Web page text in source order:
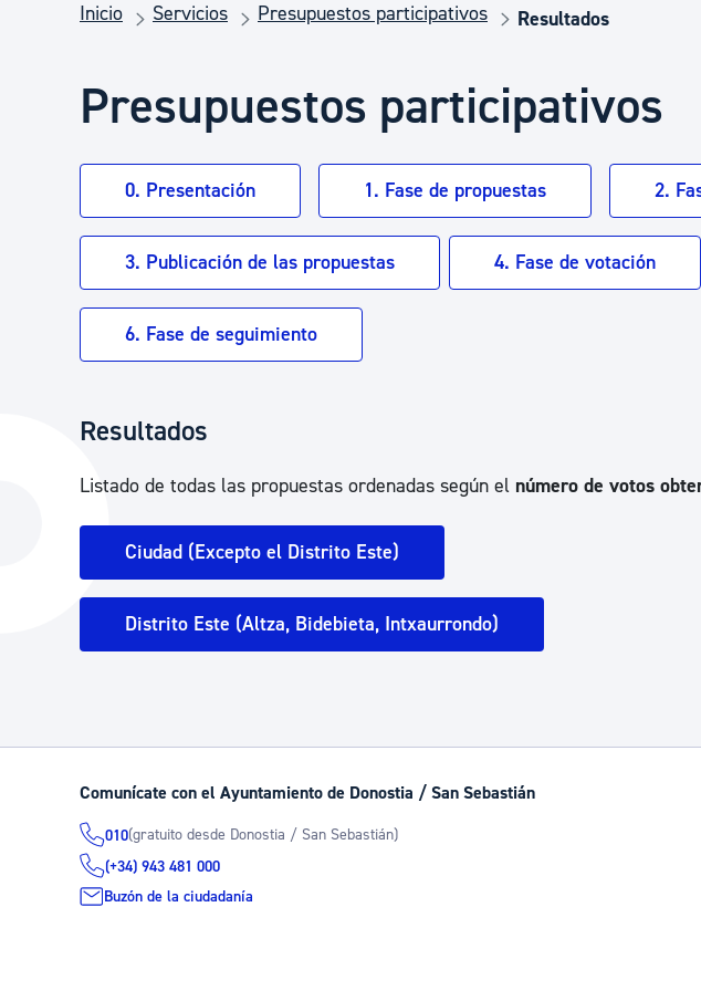
Seguridad ciudadana y emergencias
Salud Pública, animales y consumo
Infancia y juventud
Participación ciudadana y asociacionismo
La ciudad
Descubre la ciudad
La ciudad futura
Actualidad
Agenda cultural
Inicio Servicios Presupuestos participativos Resultados
Presupuestos participativos
0. Presentación 1. Fase de propuestas 2.
3. Publicación de las propuestas 4. Fase de votación
6. Fase de seguimiento
Resultados
Listado de todas las propuestas ordenadas según el número de votos
Ciudad (Excepto el Distrito Este)
Distrito Este (Altza, Bidebieta, Intxaurrondo)
Comunícate con el Ayuntamiento de Donostia / San Sebastián
010(gratuito desde Donostia / San Sebastián)
(+34) 943 481 000
Buzón de la ciudadanía